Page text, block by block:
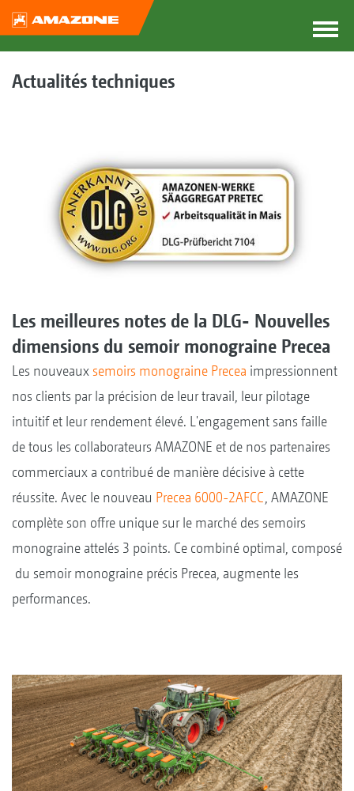
Actualités techniques
Les meilleures notes de la DLG- Nouvelles
dimensions du semoir monograine Precea
Les nouveaux semoirs monograine Precea impressionnent
nos clients par la précision de leur travail, leur pilotage
intuitif et leur rendement élevé. L'engagement sans faille
de tous les collaborateurs AMAZONE et de nos partenaires
commerciaux a contribué de manière décisive à cette
réussite. Avec le nouveau Precea 6000-2AFCC , AMAZONE
complète son offre unique sur le marché des semoirs
monograine attelés 3 points. Ce combiné optimal, composé
du semoir monograine précis Precea, augmente les
performances.